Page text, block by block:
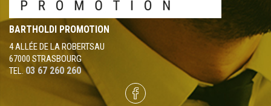
BARTHOLDI PROMOTION
4 ALLÉE DE LA ROBERTSAU
67000 STRASBOURG
TEL. 03 67 260 260